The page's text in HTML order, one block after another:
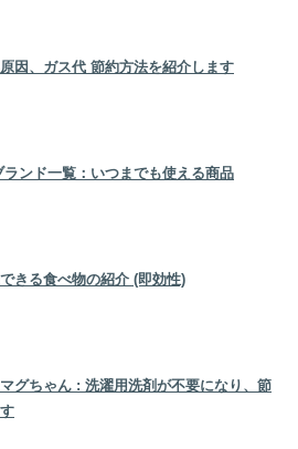
因、ガス代 節約方法を紹介します
ンド一覧：いつまでも使える商品
きる食べ物の紹介 (即効性)
グちゃん : 洗濯用洗剤が不要になり、節